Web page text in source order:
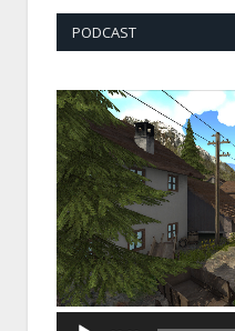
PODCAST